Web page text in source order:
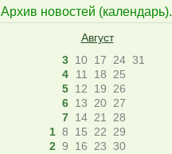
Архив новостей (календарь).
Август
3 10 17 24 31
4
11 18
25
5 12 19
26
6 13 20 27
7 14 21
28
1 8 15 22
29
2 9 16 23 30